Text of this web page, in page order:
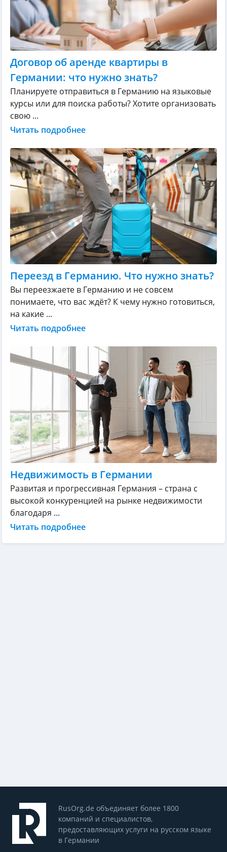
Договор об аренде квартиры в
Германии: что нужно знать?
Планируете отправиться в Германию на языковые
курсы или для поиска работы? Хотите организовать
свою ...
Читать подробнее
Переезд в Германию. Что нужно знать?
Вы переезжаете в Германию и не совсем
понимаете, что вас ждёт? К чему нужно готовиться,
на какие ...
Читать подробнее
Недвижимость в Германии
Развитая и прогрессивная Германия – страна с
высокой конкуренцией на рынке недвижимости
благодаря ...
Читать подробнее
RusOrg.de объединяет более 1800
компаний и специалистов,
предоставляющих услуги на русском языке
в Германии